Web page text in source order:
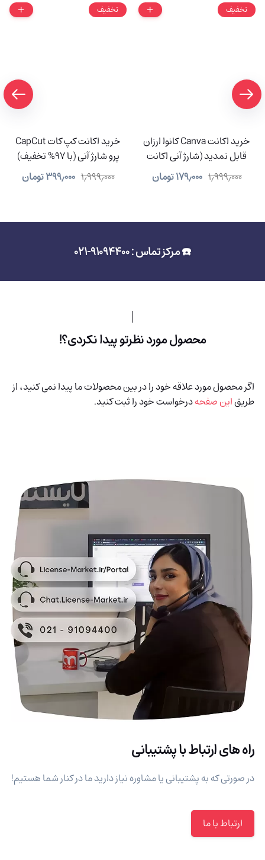
تخفیف
خرید اکانت Canva کانوا ارزان
قابل تمدید (شارژ آنی اکانت
شما) ۱٫۹۹۹٫۰۰۰ ۱۷۹٫۰۰۰تومان
تخفیف
خرید اکانت کپ کات CapCut
پرو شارژ آنی (با 97% تخفیف)
۱٫۹۹۹٫۰۰۰ ۳۹۹٫۰۰۰تومان
☎️ مرکز تماس : 91094400-021
محصول مورد نظرتو پیدا نکردی؟!
اگر محصول مورد علاقه خود را در بین محصولات ما پیدا نمی کنید، از
طریقاین صفحهدرخواست خود را ثبت کنید.
راه های ارتباط با پشتیبانی
در صورتی که به پشتیبانی یا مشاوره نیاز دارید ما در کنار شما هستیم!
ارتباط با ما